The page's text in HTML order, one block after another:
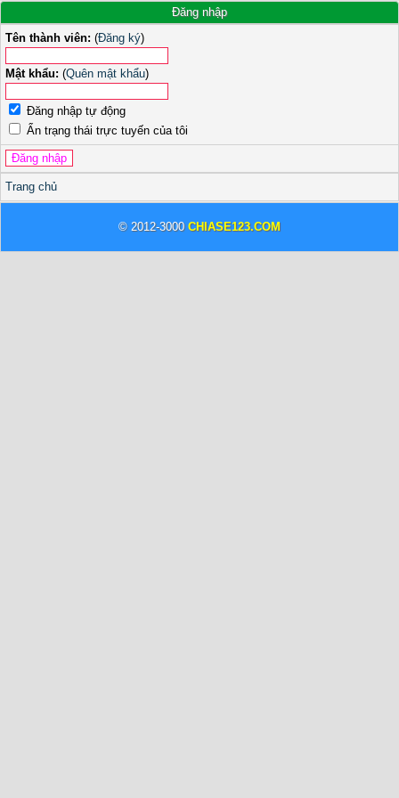
Đăng nhập
Tên thành viên: (Đăng ký)
Mật khẩu: (Quên mật khẩu)
Đăng nhập tự động
Ẩn trạng thái trực tuyến của tôi
Trang chủ
© 2012-3000 CHIASE123.COM